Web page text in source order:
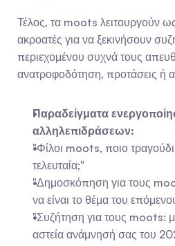
Τέλος, τα moots λειτουργούν
ακροατές για να ξεκινήσουν
περιεχομένου συχνά τους
ανατροφοδότηση, προτάσεις ή
Παραδείγματα
αλληλεπιδράσεων:
"Φίλοι moots, ποιο τραγούδι
τελευταία;"
"Δημοσκόπηση για τους
να είναι το θέμα του
"Συζήτηση για τους moots:
αστεία ανάμνησή σας του